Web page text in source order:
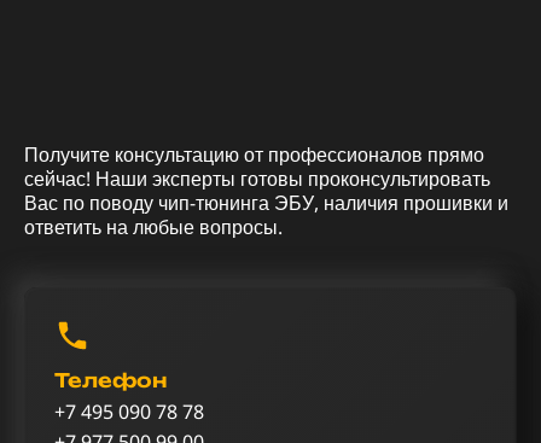
Получите консультацию от профессионалов прямо
сейчас! Наши эксперты готовы проконсультировать
Вас по поводу чип-тюнинга ЭБУ, наличия прошивки и
ответить на любые вопросы.
Телефон
+7 495 090 78 78